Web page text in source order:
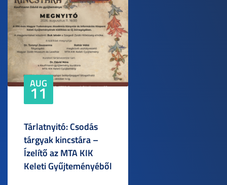
AUG
11
Tárlatnyitó: Csodás
tárgyak kincstára –
Ízelítő az MTA KIK
Keleti Gyűjteményéből